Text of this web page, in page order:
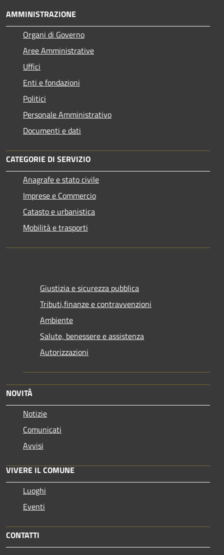
AMMINISTRAZIONE
Organi di Governo
Aree Amministrative
Uffici
Enti e fondazioni
Politici
Personale Amministrativo
Documenti e dati
CATEGORIE DI SERVIZIO
Anagrafe e stato civile
Imprese e Commercio
Catasto e urbanistica
Mobilità e trasporti
Giustizia e sicurezza pubblica
Tributi,finanze e contravvenzioni
Ambiente
Salute, benessere e assistenza
Autorizzazioni
NOVITÀ
Notizie
Comunicati
Avvisi
VIVERE IL COMUNE
Luoghi
Eventi
CONTATTI